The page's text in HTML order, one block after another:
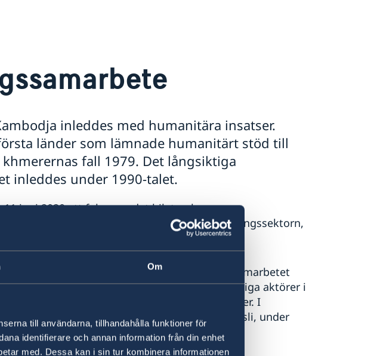
Om
till användarna, tillhandahålla funktioner för
identifierare och annan information från din enhet
med. Dessa kan i sin tur kombinera informationen
inleddes med humanitära insatser.
länder som lämnade humanitärt stöd till
fall 1979. Det långsiktiga
inleddes under 1990-talet.
juni 2020 att fokusera det bilaterala
Kambodja och fasa ut Sveriges stöd till utbildningssektorn,
inom den regionala strategin för utvecklingssamarbetet
för fortsatt direkt stöd till icke-statliga aktörer i
rättigheter, demokrati och rättsstatens principer. I
ambassaden i Kambodja till ett sektionskansli, under